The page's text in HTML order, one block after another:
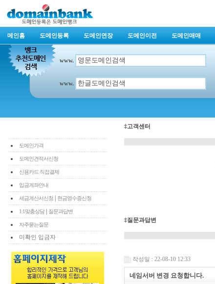
메인홈 도메인등록 도메인연장 도메인이전 도메인매매
www.
www.
도메인가격
도메인견적서신청
신용카드 직접결제
입금계좌안내
세금계산서신청 현금영수증신청
1:1맞춤상담| 질문과답변
자주묻는질문
미확인 입금자
‡고객센터
‡질문과답변
작성일 : 22-08-10 12:33
네임서버 변경 요청합니다.